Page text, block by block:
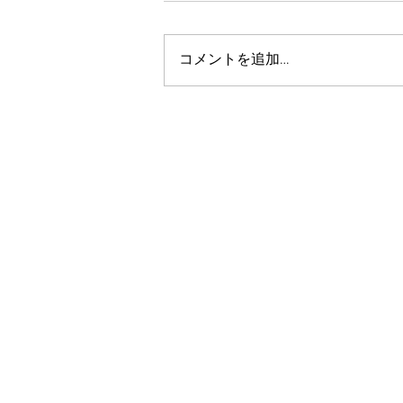
コメントを追加…